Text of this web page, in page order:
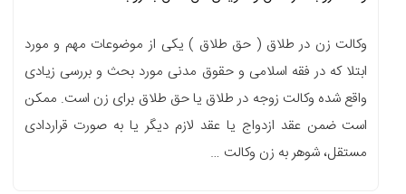
وکالت زن در طلاق ( حق طلاق ) یکی از موضوعات مهم و مورد
ابتلا که در فقه اسلامی و حقوق مدنی مورد بحث و بررسی زیادی
واقع شده وکالت زوجه در طلاق یا حق طلاق برای زن است. ممکن
است ضمن عقد ازدواج یا عقد لازم دیگر یا به صورت قراردادی
مستقل، شوهر به زن وکالت …